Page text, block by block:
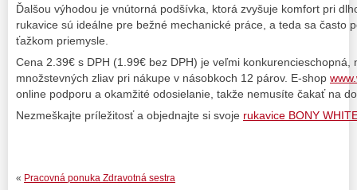
Ďalšou výhodou je vnútorná podšívka, ktorá zvyšuje komfort pri
rukavice sú ideálne pre bežné mechanické práce, a teda sa často
ťažkom priemysle.
Cena 2.39€ s DPH (1.99€ bez DPH) je veľmi konkurencieschopná,
množstevných zliav pri nákupe v násobkoch 12 párov. E-shop
online podporu a okamžité odosielanie, takže nemusíte čakať na
Nezmeškajte príležitosť a objednajte si svoje rukavice BONY
« Pracovná ponuka Zdravotná sestra